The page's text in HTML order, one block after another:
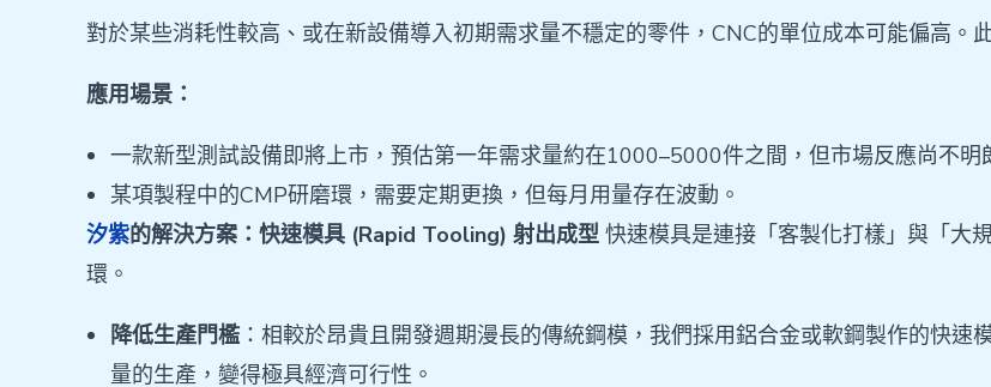
對於某些消耗性較高、或在新設備導入初期需求量不穩定的零件，CNC的單位成本可能偏高。
應用場景：
一款新型測試設備即將上市，預估第一年需求量約在1000–5000件之間，但市場反應尚不明
某項製程中的CMP研磨環，需要定期更換，但每月用量存在波動。
汐紫的解決方案：快速模具 (Rapid Tooling) 射出成型 快速模具是連接「客製化打樣」與「大
環。
降低生產門檻 ：相較於昂貴且開發週期漫長的傳統鋼模，我們採用鋁合金或軟鋼製作的快
量的生產，變得極具經濟可行性。